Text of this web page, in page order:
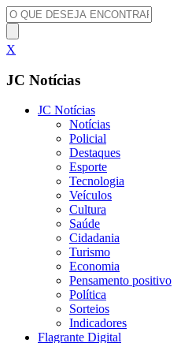
X
JC Notícias
JC Notícias
Notícias
Policial
Destaques
Esporte
Tecnologia
Veículos
Cultura
Saúde
Cidadania
Turismo
Economia
Pensamento positivo
Política
Sorteios
Indicadores
Flagrante Digital